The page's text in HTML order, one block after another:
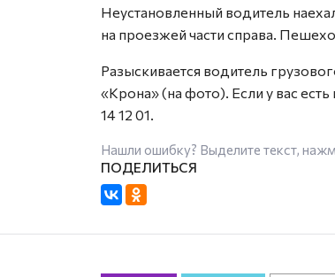
Неустановленный водитель
на проезжей части справа.
Разыскивается водитель
«Крона» (на фото). Если у вас
14 12 01.
Нашли ошибку? Выделите текст,